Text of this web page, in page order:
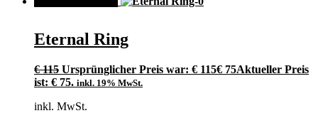
Eternal Ring
€115 Ursprünglicher Preis war: € 115€ 75Aktueller Preis
ist: € 75. inkl. 19% MwSt.
inkl. MwSt.